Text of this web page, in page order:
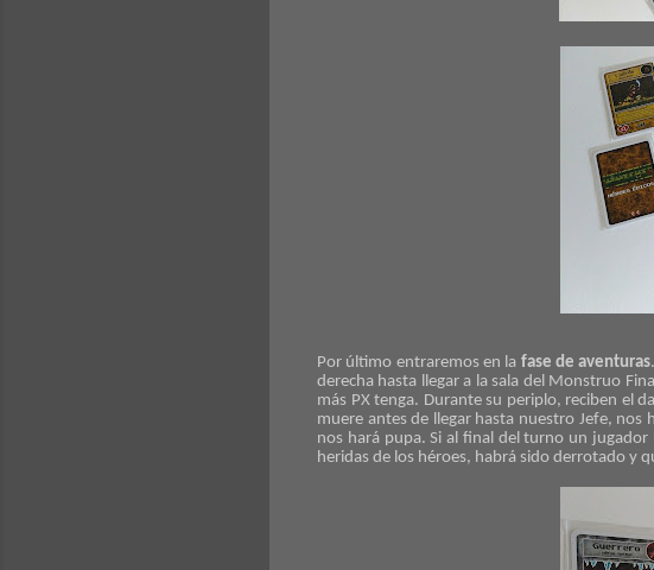
Por último entraremos en la fase de aventuras
derecha hasta llegar a la sala del Monstruo
más PX tenga. Durante su periplo, reciben el
muere antes de llegar hasta nuestro Jefe,
nos hará pupa. Si al final del turno un
heridas de los héroes, habrá sido derrotado y